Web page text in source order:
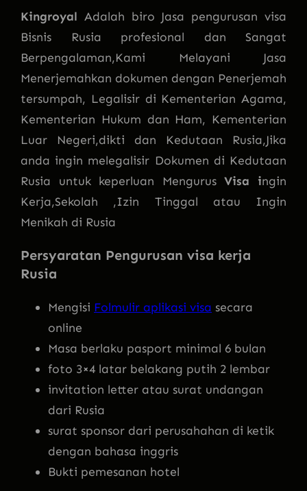
Kingroyal Adalah biro Jasa pengurusan visa
Bisnis Rusia profesional dan Sangat
Berpengalaman,Kami Melayani Jasa
Menerjemahkan dokumen dengan Penerjemah
tersumpah, Legalisir di Kementerian Agama,
Kementerian Hukum dan Ham, Kementerian
Luar Negeri,dikti dan Kedutaan Rusia,Jika
anda ingin melegalisir Dokumen di Kedutaan
Rusia untuk keperluan MengurusVisa ingin
Kerja,Sekolah ,Izin Tinggal atau Ingin
Menikah di Rusia
Persyaratan Pengurusan visa kerja
Rusia
Mengisi Folmulir aplikasi visa secara
online
Masa berlaku pasport minimal 6 bulan
foto 3×4 latar belakang putih 2 lembar
invitation letter atau surat undangan
dari Rusia
surat sponsor dari perusahahan di ketik
dengan bahasa inggris
Bukti pemesanan hotel